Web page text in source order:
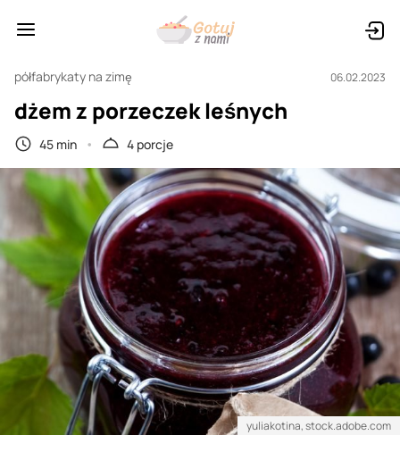
półfabrykaty na zimę 06.02.2023
dżem z porzeczek leśnych
45 min 4 porcje
yuliakotina, stock.adobe.com